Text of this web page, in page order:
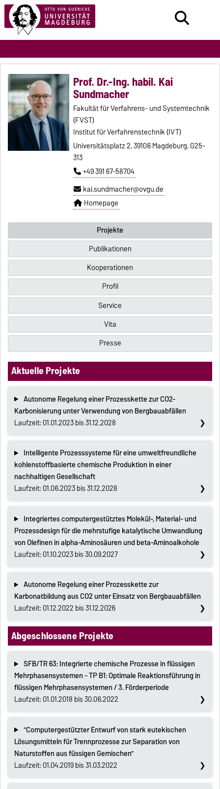
Prof. Dr.-Ing. habil. Kai
Sundmacher
Fakultät für Verfahrens- und Systemtechnik
(FVST)
Institut für Verfahrenstechnik (IVT)
Universitätsplatz 2, 39106 Magdeburg, G25-
313
+49 391 67-58704
kai.sundmacher@ovgu.de
Homepage
Projekte
Publikationen
Kooperationen
Profil
Service
Vita
Presse
Aktuelle Projekte
Autonome Regelung einer Prozesskette zur CO2-
Karbonisierung unter Verwendung von Bergbauabfällen
Laufzeit: 01.01.2023 bis 31.12.2028
Intelligente Prozesssysteme für eine umweltfreundliche
kohlenstoffbasierte chemische Produktion in einer
nachhaltigen Gesellschaft
Laufzeit: 01.06.2023 bis 31.12.2028
Integriertes computergestütztes Molekül-, Material- und
Prozessdesign für die mehrstufige katalytische Umwandlung
von Olefinen in alpha-Aminosäuren und beta-Aminoalkohole
Laufzeit: 01.10.2023 bis 30.09.2027
Autonome Regelung einer Prozesskette zur
Karbonatbildung aus CO2 unter Einsatz von Bergbauabfällen
Laufzeit: 01.12.2022 bis 31.12.2026
Abgeschlossene Projekte
SFB/TR 63: Integrierte chemische Prozesse in flüssigen
Mehrphasensystemen - TP B1: Optimale Reaktionsführung in
flüssigen Mehrphasensystemen / 3. Förderperiode
Laufzeit: 01.01.2018 bis 30.06.2022
"Computergestützter Entwurf von stark eutekischen
Lösungsmitteln für Trennprozesse zur Separation von
Naturstoffen aus füssigen Gemischen"
Laufzeit: 01.04.2019 bis 31.03.2022